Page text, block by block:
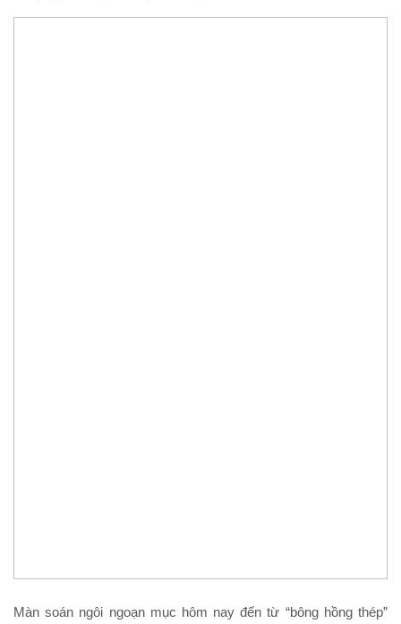
Màn soán ngôi ngoạn mục hôm nay đến từ “bông hồng thép”